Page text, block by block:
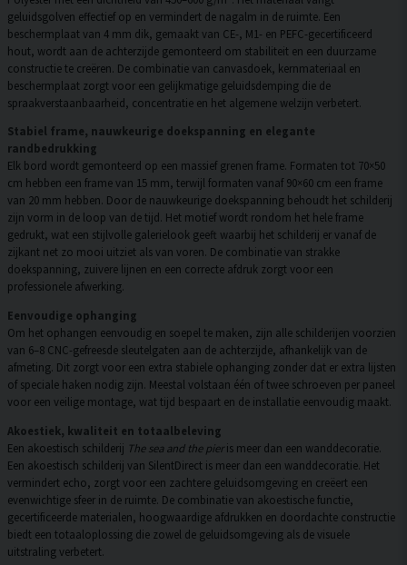
geluidsgolven effectief op en vermindert de nagalm in de ruimte. Een
beschermplaat van 4 mm dik, gemaakt van CE-, M1- en PEFC-gecertificeerd
hout, wordt aan de achterzijde gemonteerd om stabiliteit en een duurzame
constructie te creëren. De combinatie van canvasdoek, kernmateriaal en
beschermplaat zorgt voor een gelijkmatige geluidsdemping die de
spraakverstaanbaarheid, concentratie en het algemene welzijn verbetert.
Stabiel frame, nauwkeurige doekspanning en elegante
randbedrukking
Elk bord wordt gemonteerd op een massief grenen frame. Formaten tot 70×50
cm hebben een frame van 15 mm, terwijl formaten vanaf 90×60 cm een frame
van 20 mm hebben. Door de nauwkeurige doekspanning behoudt het schilderij
zijn vorm in de loop van de tijd. Het motief wordt rondom het hele frame
gedrukt, wat een stijlvolle galerielook geeft waarbij het schilderij er vanaf de
zijkant net zo mooi uitziet als van voren. De combinatie van strakke
doekspanning, zuivere lijnen en een correcte afdruk zorgt voor een
professionele afwerking.
Eenvoudige ophanging
Om het ophangen eenvoudig en soepel te maken, zijn alle schilderijen voorzien
van 6–8 CNC-gefreesde sleutelgaten aan de achterzijde, afhankelijk van de
afmeting. Dit zorgt voor een extra stabiele ophanging zonder dat er extra lijsten
of speciale haken nodig zijn. Meestal volstaan één of twee schroeven per paneel
voor een veilige montage, wat tijd bespaart en de installatie eenvoudig maakt.
Akoestiek, kwaliteit en totaalbeleving
Een akoestisch schilderij The sea and the pieris meer dan een wanddecoratie.
Een akoestisch schilderij van SilentDirect is meer dan een wanddecoratie. Het
vermindert echo, zorgt voor een zachtere geluidsomgeving en creëert een
evenwichtige sfeer in de ruimte. De combinatie van akoestische functie,
gecertificeerde materialen, hoogwaardige afdrukken en doordachte constructie
biedt een totaaloplossing die zowel de geluidsomgeving als de visuele
uitstraling verbetert.